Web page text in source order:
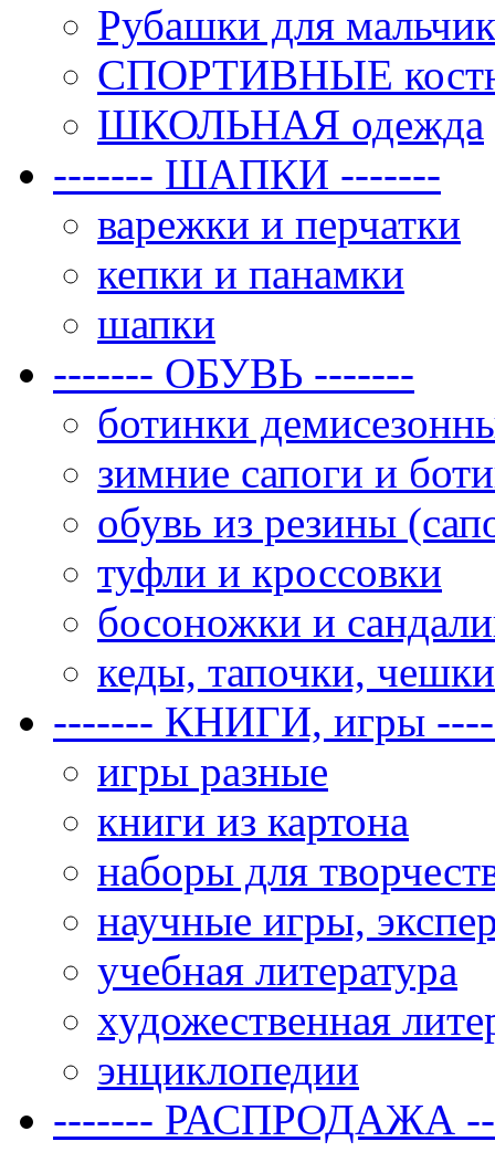
Рубашки для
СПОРТИВНЫЕ
ШКОЛЬНАЯ одежда
------- ШАПКИ -------
варежки и перчатки
кепки и панамки
шапки
------- ОБУВЬ -------
ботинки
зимние сапоги и
обувь из резины
туфли и кроссовки
босоножки и
кеды, тапочки, чешки
------- КНИГИ, игры
игры разные
книги из картона
наборы для
научные игры,
учебная литература
художественная
энциклопедии
------- РАСПРОДАЖА